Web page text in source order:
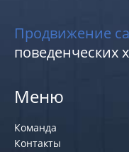
Продвижение
поведенческих
Меню
Команда
Контакты